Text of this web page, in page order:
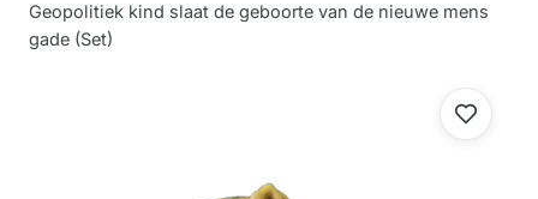
Geopolitiek kind slaat de geboorte van de nieuwe mens
gade (Set)